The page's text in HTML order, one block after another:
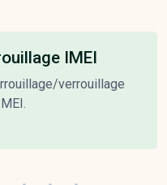
IMEI
verrouillage